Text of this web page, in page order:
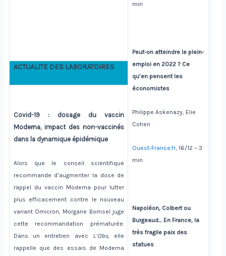
min
Peut-on atteindre le plein-
emploi en 2022 ? Ce
qu’en pensent les
économistes
Philippe Askenazy, Elie
Cohen
Ouest-France.fr, 16/12 – 3
min
Napoléon, Colbert ou
Burgeaud… En France, la
très fragile paix des
statues
ACTUALITE DES LABORATOIRES
Covid-19 : dosage du vaccin
Moderna, impact des non-vaccinés
dans la dynamique épidémique
Alors que le conseil scientifique
recommande d’augmenter la dose de
rappel du vaccin Moderna pour lutter
plus efficacement contre le nouveau
variant Omicron, Morgane Bomsel juge
cette recommandation prématurée.
Dans un entretien avec L’Obs, elle
rappelle que des essais de Moderna